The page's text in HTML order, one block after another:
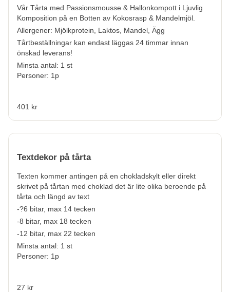
Vår Tårta med Passionsmousse & Hallonkompott i Ljuvlig
Komposition på en Botten av Kokosrasp & Mandelmjöl.
Allergener: Mjölkprotein, Laktos, Mandel, Ägg
Tårtbeställningar kan endast läggas 24 timmar innan
önskad leverans!
Minsta antal: 1 st
Personer: 1p
401 kr
Textdekor på tårta
Texten kommer antingen på en chokladskylt eller direkt
skrivet på tårtan med choklad det är lite olika beroende på
tårta och längd av text
-?6 bitar, max 14 tecken
-8 bitar, max 18 tecken
-12 bitar, max 22 tecken
Minsta antal: 1 st
Personer: 1p
27 kr